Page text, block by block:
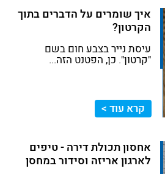
איך שומרים על הדברים בתוך
הקרטון?
עיסת נייר בצבע חום בשם
"קרטון". כן, הפטנט הזה...
קרא עוד >
אחסון תכולת דירה - טיפים
לארגון אריזה וסידור במחסן